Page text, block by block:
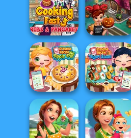
Max Mixed
Cuisine
Sandwich
Champion
Cooking Fast 3:
Ribs and Panca...
Cooking Fast
Halloween
Grandma Recipe
Apple Pie
Grandma Recipe
Nigiri Sushi